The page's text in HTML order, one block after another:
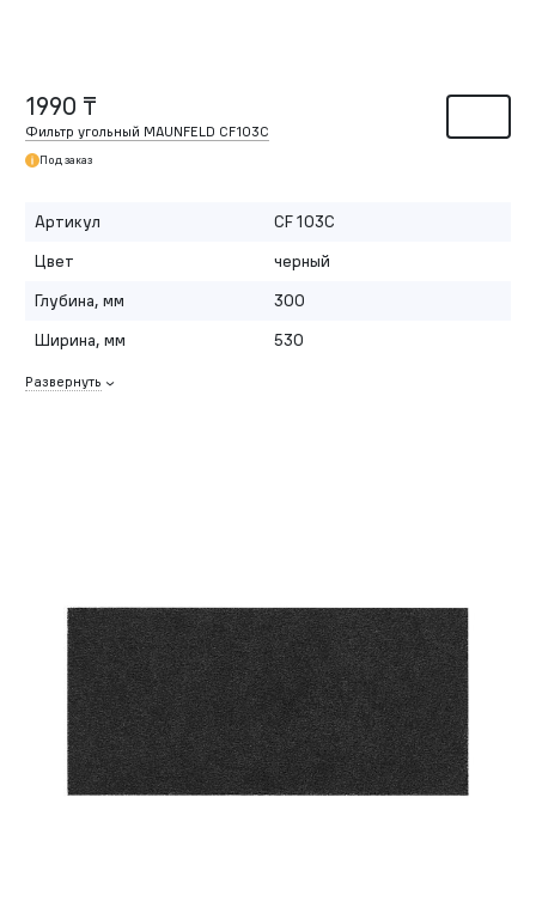
1990 ₸
Фильтр угольный MAUNFELD CF103С
Под заказ
Артикул
CF 103С
Цвет
черный
Глубина, мм
300
Ширина, мм
530
Развернуть